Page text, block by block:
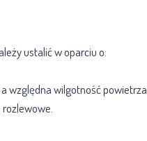
ustalić w oparciu o:
względna wilgotność powietrza